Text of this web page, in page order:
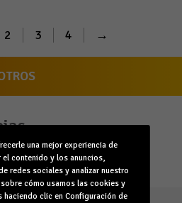
2 3 4 →
una mejor experiencia de
el contenido y los anuncios,
redes sociales y analizar nuestro
cómo usamos las cookies y
clic en Configuración de